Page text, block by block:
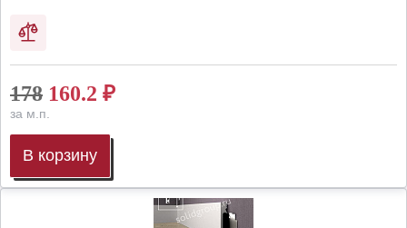
178 160.2 ₽
за м.п.
В корзину